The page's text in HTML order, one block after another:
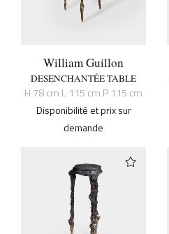
William Guillon
DESENCHANTÉE TABLE
H 78 cm L 115 cm P 115 cm
Disponibilité et prix sur
demande